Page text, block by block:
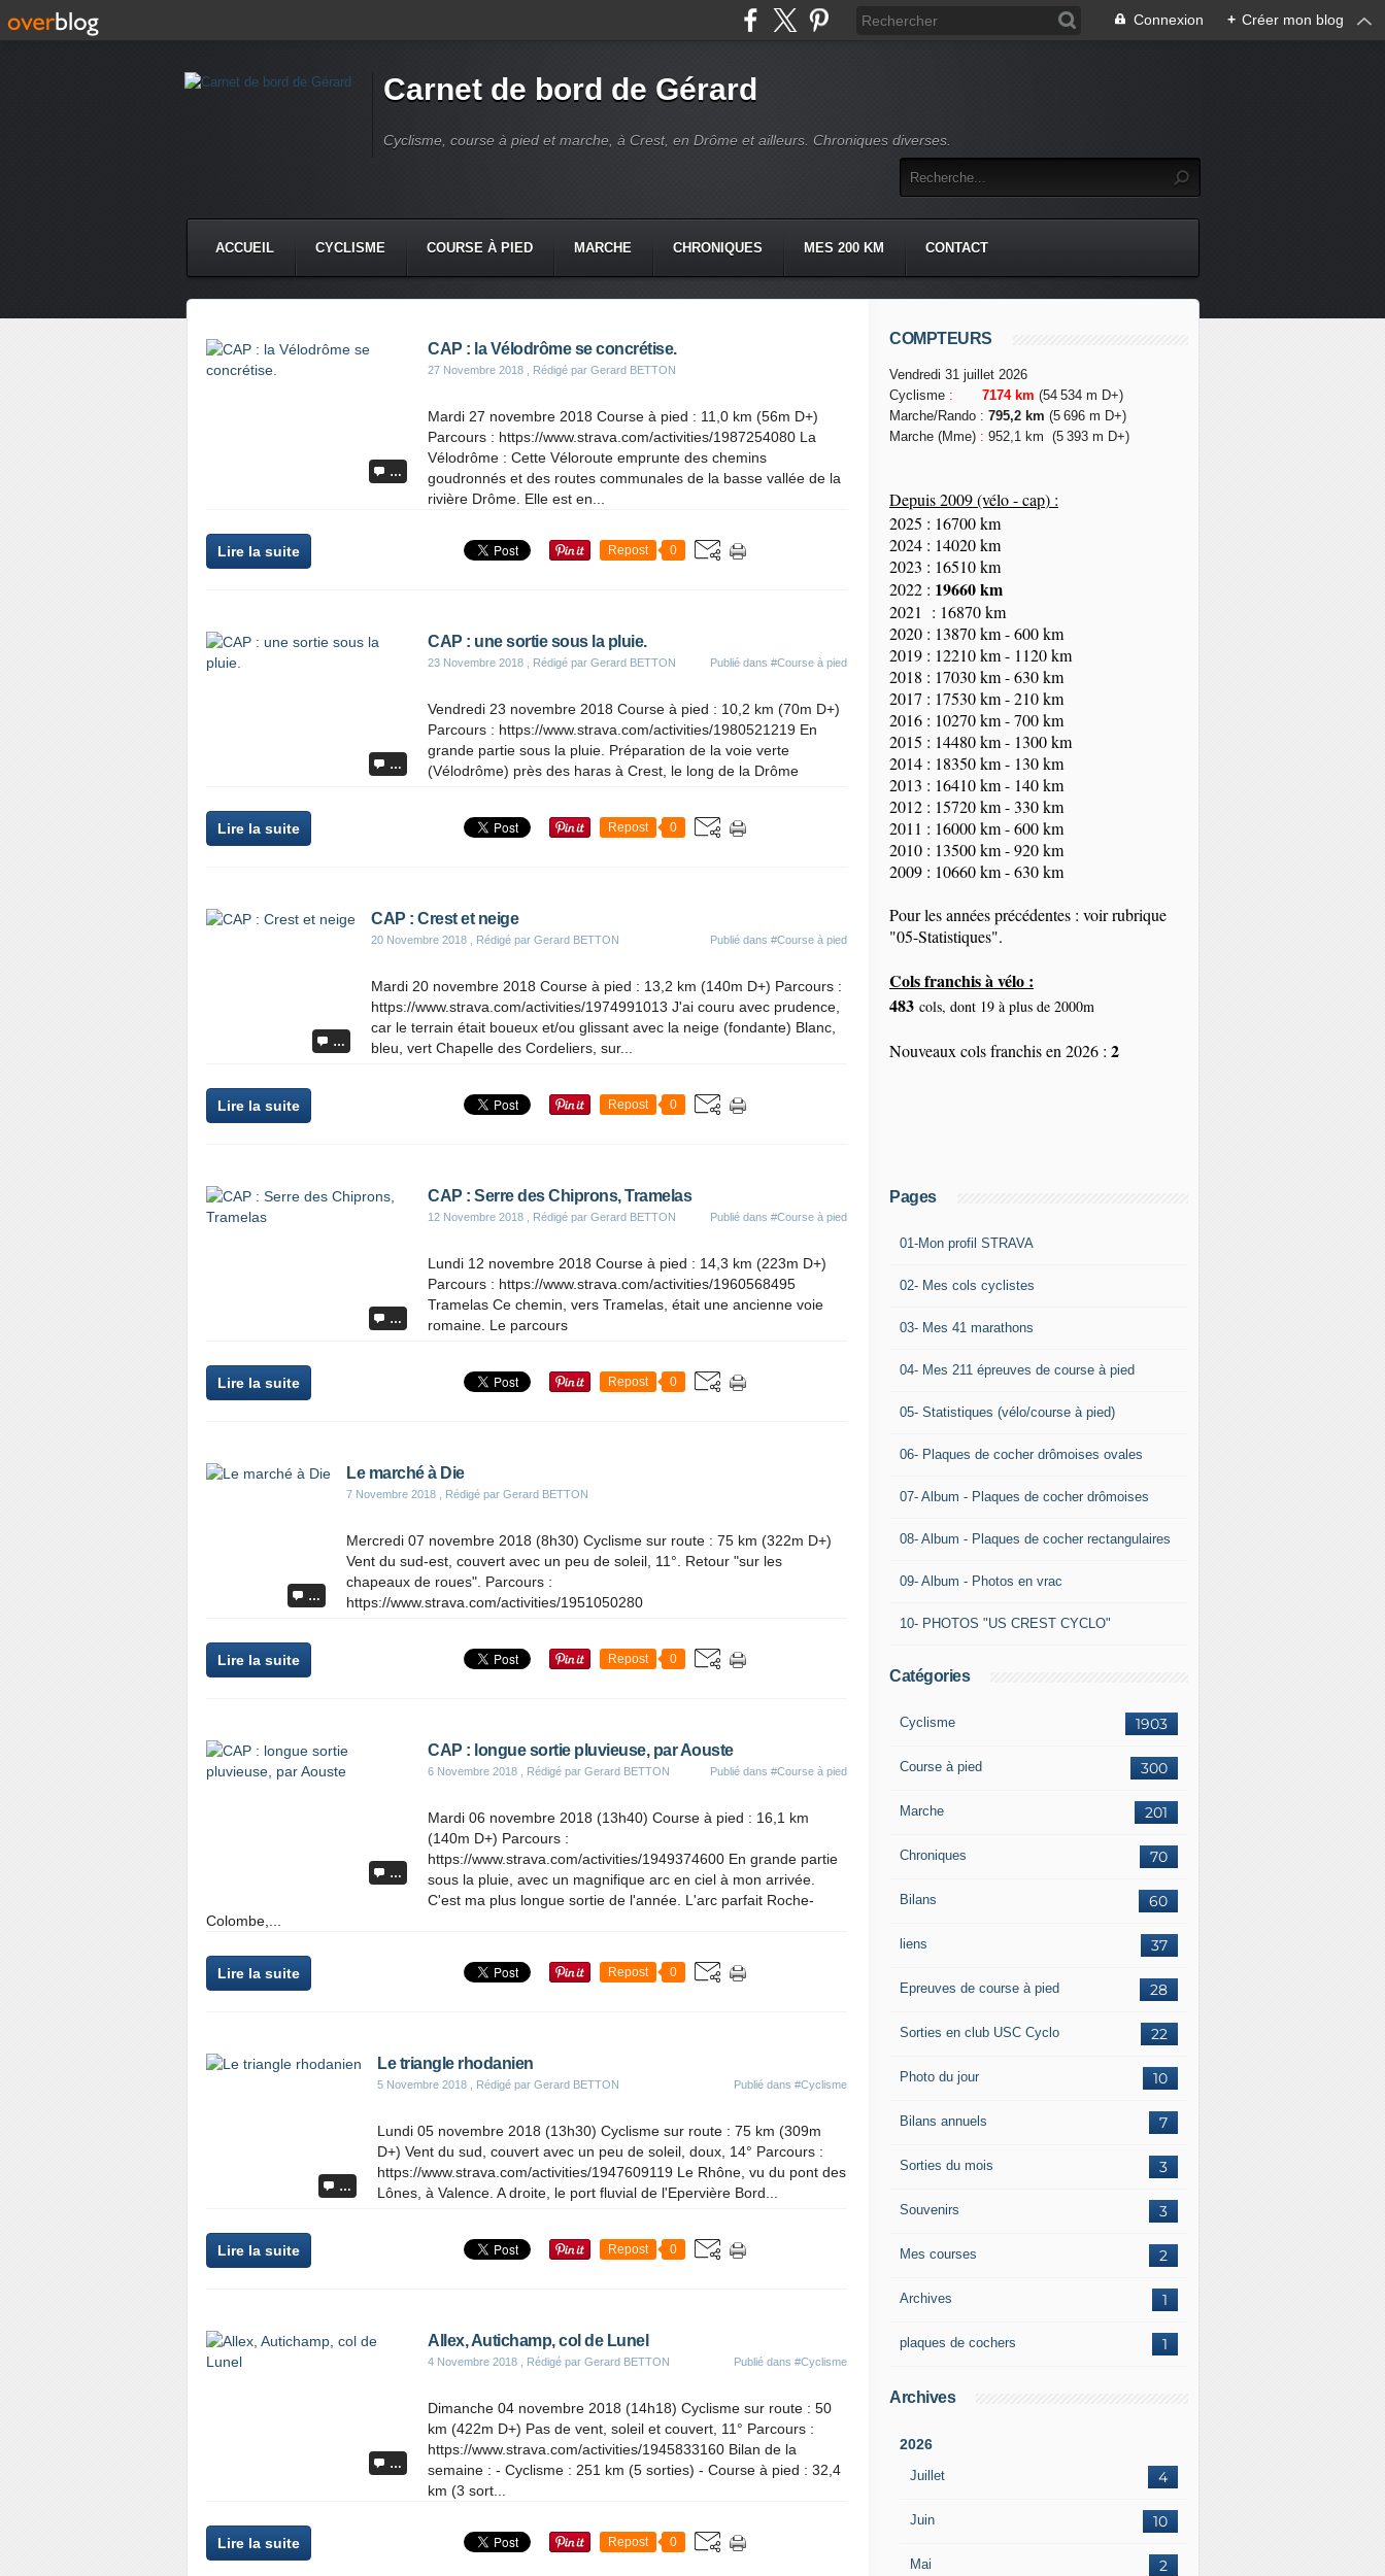
Connexion + Créer mon blog
Carnet de bord de Gérard
Cyclisme, course à pied et marche, à Crest, en Drôme et ailleurs. Chroniques diverses.
ACCUEIL CYCLISME COURSE À PIED MARCHE CHRONIQUES MES 200 KM CONTACT
…
CAP : la Vélodrôme se concrétise.
27 Novembre 2018 , Rédigé par Gerard BETTON
Mardi 27 novembre 2018 Course à pied : 11,0 km (56m D+)
Parcours : https://www.strava.com/activities/1987254080 La
Vélodrôme : Cette Véloroute emprunte des chemins
goudronnés et des routes communales de la basse vallée de la
rivière Drôme. Elle est en...
Lire la suite Repost 0
…
CAP : une sortie sous la pluie.
23 Novembre 2018 , Rédigé par Gerard BETTON Publié dans #Course à pied
Vendredi 23 novembre 2018 Course à pied : 10,2 km (70m D+)
Parcours : https://www.strava.com/activities/1980521219 En
grande partie sous la pluie. Préparation de la voie verte
(Vélodrôme) près des haras à Crest, le long de la Drôme
Lire la suite Repost 0
…
CAP : Crest et neige
20 Novembre 2018 , Rédigé par Gerard BETTON Publié dans #Course à pied
Mardi 20 novembre 2018 Course à pied : 13,2 km (140m D+) Parcours :
https://www.strava.com/activities/1974991013 J'ai couru avec prudence,
car le terrain était boueux et/ou glissant avec la neige (fondante) Blanc,
bleu, vert Chapelle des Cordeliers, sur...
Lire la suite Repost 0
…
CAP : Serre des Chiprons, Tramelas
12 Novembre 2018 , Rédigé par Gerard BETTON Publié dans #Course à pied
Lundi 12 novembre 2018 Course à pied : 14,3 km (223m D+)
Parcours : https://www.strava.com/activities/1960568495
Tramelas Ce chemin, vers Tramelas, était une ancienne voie
romaine. Le parcours
Lire la suite Repost 0
…
Le marché à Die
7 Novembre 2018 , Rédigé par Gerard BETTON
Mercredi 07 novembre 2018 (8h30) Cyclisme sur route : 75 km (322m D+)
Vent du sud-est, couvert avec un peu de soleil, 11°. Retour "sur les
chapeaux de roues". Parcours :
https://www.strava.com/activities/1951050280
Lire la suite Repost 0
…
CAP : longue sortie pluvieuse, par Aouste
6 Novembre 2018 , Rédigé par Gerard BETTON Publié dans #Course à pied
Mardi 06 novembre 2018 (13h40) Course à pied : 16,1 km
(140m D+) Parcours :
https://www.strava.com/activities/1949374600 En grande partie
sous la pluie, avec un magnifique arc en ciel à mon arrivée.
C'est ma plus longue sortie de l'année. L'arc parfait Roche-
Colombe,...
Lire la suite Repost 0
…
Le triangle rhodanien
5 Novembre 2018 , Rédigé par Gerard BETTON Publié dans #Cyclisme
Lundi 05 novembre 2018 (13h30) Cyclisme sur route : 75 km (309m
D+) Vent du sud, couvert avec un peu de soleil, doux, 14° Parcours :
https://www.strava.com/activities/1947609119 Le Rhône, vu du pont des
Lônes, à Valence. A droite, le port fluvial de l'Epervière Bord...
Lire la suite Repost 0
…
Allex, Autichamp, col de Lunel
4 Novembre 2018 , Rédigé par Gerard BETTON Publié dans #Cyclisme
Dimanche 04 novembre 2018 (14h18) Cyclisme sur route : 50
km (422m D+) Pas de vent, soleil et couvert, 11° Parcours :
https://www.strava.com/activities/1945833160 Bilan de la
semaine : - Cyclisme : 251 km (5 sorties) - Course à pied : 32,4
km (3 sort...
Lire la suite Repost 0
COMPTEURS
Vendredi 31 juillet 2026
Cyclisme : 7174 km (54 534 m D+)
Marche/Rando : 795,2 km (5 696 m D+)
Marche (Mme) : 952,1 km (5 393 m D+)
Depuis 2009 (vélo - cap) :
2025 : 16700 km
2024 : 14020 km
2023 : 16510 km
2022 : 19660 km
2021 : 16870 km
2020 : 13870 km - 600 km
2019 : 12210 km - 1120 km
2018 : 17030 km - 630 km
2017 : 17530 km - 210 km
2016 : 10270 km - 700 km
2015 : 14480 km - 1300 km
2014 : 18350km- 130 km
2013 : 16410 km - 140 km
2012 : 15720 km - 330 km
2011 : 16000 km - 600 km
2010 : 13500 km - 920 km
2009 : 10660 km - 630 km
Pour les années précédentes : voir rubrique
"05-Statistiques".
Cols franchis à vélo :
483 cols, dont 19 à plus de 2000m
Nouveaux cols franchis en 2026 : 2
Pages
01-Mon profil STRAVA
02- Mes cols cyclistes
03- Mes 41 marathons
04- Mes 211 épreuves de course à pied
05- Statistiques (vélo/course à pied)
06- Plaques de cocher drômoises ovales
07- Album - Plaques de cocher drômoises
08- Album - Plaques de cocher rectangulaires
09- Album - Photos en vrac
10- PHOTOS "US CREST CYCLO"
Catégories
1903
Cyclisme
300
Course à pied
201
Marche
70
Chroniques
60
Bilans
37
liens
28
Epreuves de course à pied
22
Sorties en club USC Cyclo
10
Photo du jour
7
Bilans annuels
3
Sorties du mois
3
Souvenirs
2
Mes courses
1
Archives
1
plaques de cochers
Archives
2026
Juillet 4
Juin 10
Mai 2